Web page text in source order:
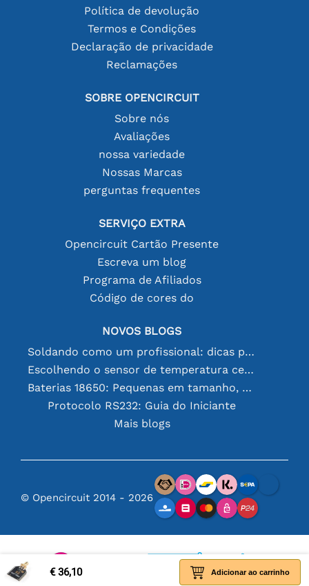
€ 36,10 Adicionar ao carrinho
Política de devolução
Termos e Condições
Declaração de privacidade
Reclamações
SOBRE OPENCIRCUIT
Sobre nós
Avaliações
nossa variedade
Nossas Marcas
perguntas frequentes
SERVIÇO EXTRA
Opencircuit Cartão Presente
Escreva um blog
Programa de Afiliados
Código de cores do
NOVOS BLOGS
Soldando como um profissional: dicas para conexões eletrônicas perfeitas
Escolhendo o sensor de temperatura certo [youtube]
Baterias 18650: Pequenas em tamanho, grandes em desempenho
Protocolo RS232: Guia do Iniciante
Mais blogs
© Opencircuit 2014 - 2026